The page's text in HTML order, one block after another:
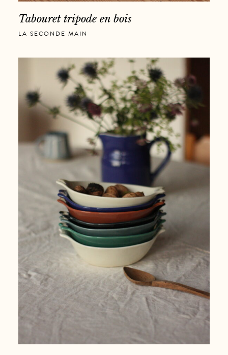
Tabouret tripode en bois
LA SECONDE MAIN